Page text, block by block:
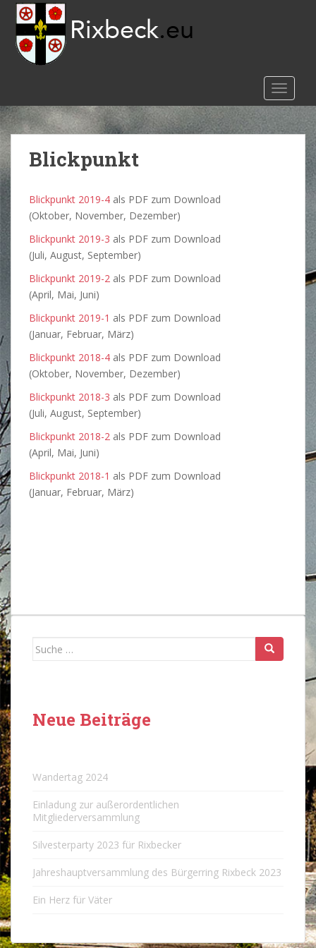
m
a
i
c
o
n
e
n
Blickpunkt
Blickpunkt 2019-4 als PDF zum Download
(Oktober, November, Dezember)
Blickpunkt 2019-3 als PDF zum Download
(Juli, August, September)
Blickpunkt 2019-2 als PDF zum Download
(April, Mai, Juni)
Blickpunkt 2019-1 als PDF zum Download
(Januar, Februar, März)
Blickpunkt 2018-4 als PDF zum Download
(Oktober, November, Dezember)
Blickpunkt 2018-3 als PDF zum Download
(Juli, August, September)
Blickpunkt 2018-2 als PDF zum Download
(April, Mai, Juni)
Blickpunkt 2018-1 als PDF zum Download
(Januar, Februar, März)
Suche
Neue Beiträge
Wandertag 2024
Einladung zur außerordentlichen
Mitgliederversammlung
Silvesterparty 2023 für Rixbecker
Jahreshauptversammlung des Bürgerring Rixbeck 2023
Ein Herz für Väter